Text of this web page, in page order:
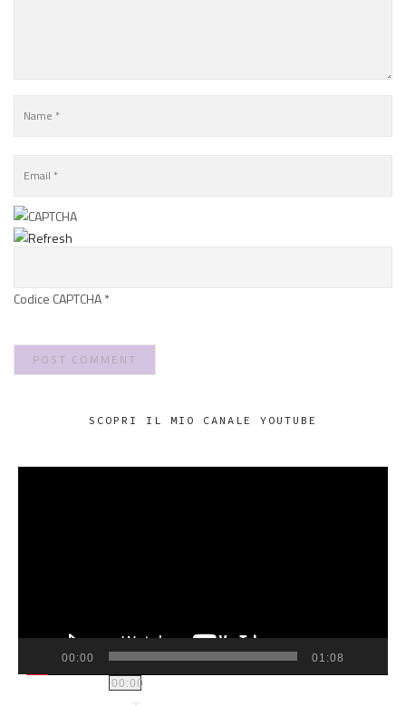
Codice CAPTCHA*
SCOPRI IL MIO CANALE YOUTUBE
VIDEO
00:00
00:00
01:08